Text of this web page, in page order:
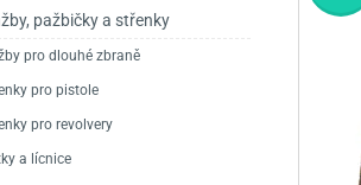
Vzduchovky PCP
Vzduchovky
Plynové pistole a revolvery
Perkusní zbraně
Pušky
Nože Nože s pevnou
Kolimátory, lasery
Noční vidění a
pažbičky a střenky
pro dlouhé zbraně
pro pistole
pro revolvery
a lícnice